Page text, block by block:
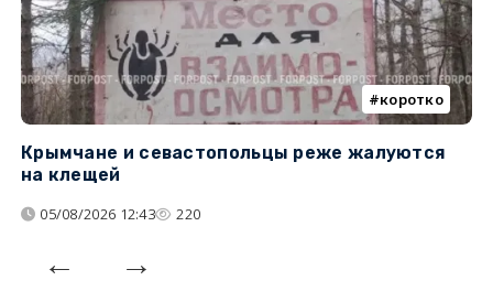
коротко
Крымчане и севастопольцы реже жалуются
на клещей
05/08/2026 12:43 220